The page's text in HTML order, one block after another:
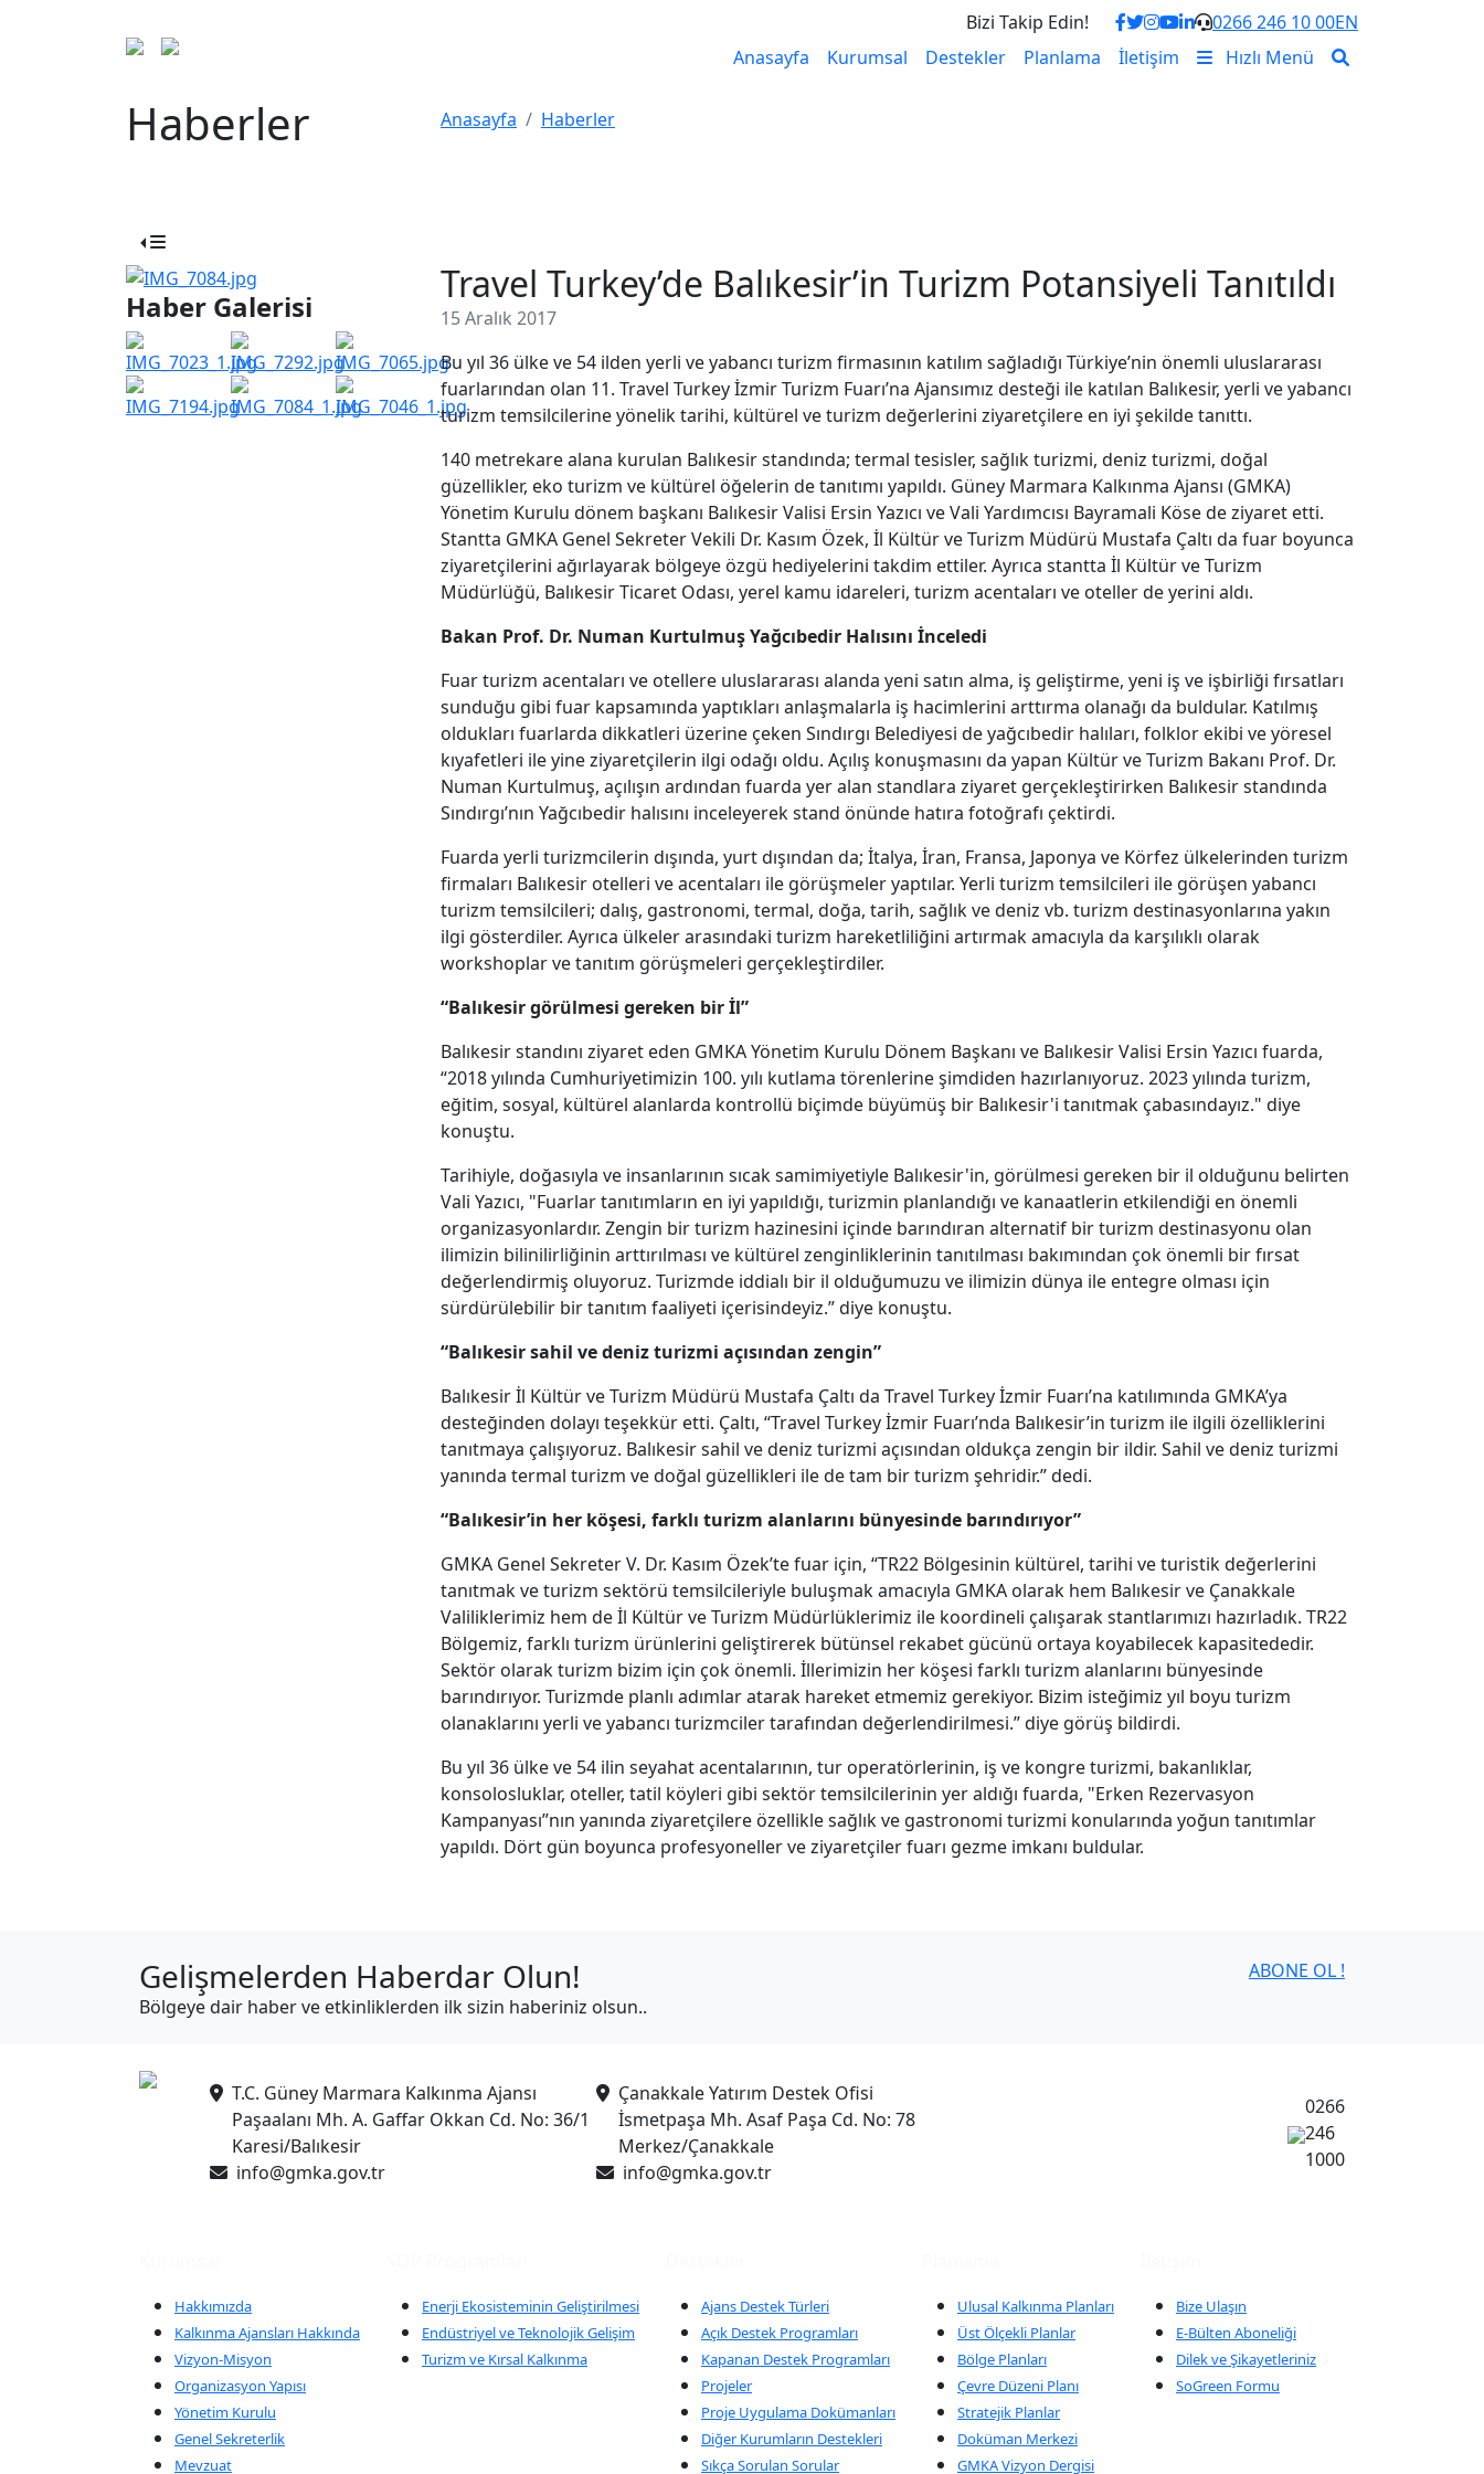
Bizi Takip Edin! 0266 246 10 00EN
Anasayfa
Kurumsal Destekler Planlama İletişim Hızlı Menü
Haberler Anasayfa Haberler
Haber Galerisi Travel Turkey’de Balıkesir’in Turizm Potansiyeli Tanıtıldı
15 Aralık 2017
Bu yıl 36 ülke ve 54 ilden yerli ve yabancı turizm firmasının katılım sağladığı Türkiye’nin önemli uluslararası
fuarlarından olan 11. Travel Turkey İzmir Turizm Fuarı’na Ajansımız desteği ile katılan Balıkesir, yerli ve yabancı
turizm temsilcilerine yönelik tarihi, kültürel ve turizm değerlerini ziyaretçilere en iyi şekilde tanıttı.
140 metrekare alana kurulan Balıkesir standında; termal tesisler, sağlık turizmi, deniz turizmi, doğal
güzellikler, eko turizm ve kültürel öğelerin de tanıtımı yapıldı. Güney Marmara Kalkınma Ajansı (GMKA)
Yönetim Kurulu dönem başkanı Balıkesir Valisi Ersin Yazıcı ve Vali Yardımcısı Bayramali Köse de ziyaret etti.
Stantta GMKA Genel Sekreter Vekili Dr. Kasım Özek, İl Kültür ve Turizm Müdürü Mustafa Çaltı da fuar boyunca
ziyaretçilerini ağırlayarak bölgeye özgü hediyelerini takdim ettiler. Ayrıca stantta İl Kültür ve Turizm
Müdürlüğü, Balıkesir Ticaret Odası, yerel kamu idareleri, turizm acentaları ve oteller de yerini aldı.
Bakan Prof. Dr. Numan Kurtulmuş Yağcıbedir Halısını İnceledi
Fuar turizm acentaları ve otellere uluslararası alanda yeni satın alma, iş geliştirme, yeni iş ve işbirliği fırsatları
sunduğu gibi fuar kapsamında yaptıkları anlaşmalarla iş hacimlerini arttırma olanağı da buldular. Katılmış
oldukları fuarlarda dikkatleri üzerine çeken Sındırgı Belediyesi de yağcıbedir halıları, folklor ekibi ve yöresel
kıyafetleri ile yine ziyaretçilerin ilgi odağı oldu. Açılış konuşmasını da yapan Kültür ve Turizm Bakanı Prof. Dr.
Numan Kurtulmuş, açılışın ardından fuarda yer alan standlara ziyaret gerçekleştirirken Balıkesir standında
Sındırgı’nın Yağcıbedir halısını inceleyerek stand önünde hatıra fotoğrafı çektirdi.
Fuarda yerli turizmcilerin dışında, yurt dışından da; İtalya, İran, Fransa, Japonya ve Körfez ülkelerinden turizm
firmaları Balıkesir otelleri ve acentaları ile görüşmeler yaptılar. Yerli turizm temsilcileri ile görüşen yabancı
turizm temsilcileri; dalış, gastronomi, termal, doğa, tarih, sağlık ve deniz vb. turizm destinasyonlarına yakın
ilgi gösterdiler. Ayrıca ülkeler arasındaki turizm hareketliliğini artırmak amacıyla da karşılıklı olarak
workshoplar ve tanıtım görüşmeleri gerçekleştirdiler.
“Balıkesir görülmesi gereken bir İl”
Balıkesir standını ziyaret eden GMKA Yönetim Kurulu Dönem Başkanı ve Balıkesir Valisi Ersin Yazıcı fuarda,
“2018 yılında Cumhuriyetimizin 100. yılı kutlama törenlerine şimdiden hazırlanıyoruz. 2023 yılında turizm,
eğitim, sosyal, kültürel alanlarda kontrollü biçimde büyümüş bir Balıkesir'i tanıtmak çabasındayız." diye
konuştu.
Tarihiyle, doğasıyla ve insanlarının sıcak samimiyetiyle Balıkesir'in, görülmesi gereken bir il olduğunu belirten
Vali Yazıcı, "Fuarlar tanıtımların en iyi yapıldığı, turizmin planlandığı ve kanaatlerin etkilendiği en önemli
organizasyonlardır. Zengin bir turizm hazinesini içinde barındıran alternatif bir turizm destinasyonu olan
ilimizin bilinilirliğinin arttırılması ve kültürel zenginliklerinin tanıtılması bakımından çok önemli bir fırsat
değerlendirmiş oluyoruz. Turizmde iddialı bir il olduğumuzu ve ilimizin dünya ile entegre olması için
sürdürülebilir bir tanıtım faaliyeti içerisindeyiz.” diye konuştu.
“Balıkesir sahil ve deniz turizmi açısından zengin”
Balıkesir İl Kültür ve Turizm Müdürü Mustafa Çaltı da Travel Turkey İzmir Fuarı’na katılımında GMKA’ya
desteğinden dolayı teşekkür etti. Çaltı, “Travel Turkey İzmir Fuarı’nda Balıkesir’in turizm ile ilgili özelliklerini
tanıtmaya çalışıyoruz. Balıkesir sahil ve deniz turizmi açısından oldukça zengin bir ildir. Sahil ve deniz turizmi
yanında termal turizm ve doğal güzellikleri ile de tam bir turizm şehridir.” dedi.
“Balıkesir’in her köşesi, farklı turizm alanlarını bünyesinde barındırıyor”
GMKA Genel Sekreter V. Dr. Kasım Özek’te fuar için, “TR22 Bölgesinin kültürel, tarihi ve turistik değerlerini
tanıtmak ve turizm sektörü temsilcileriyle buluşmak amacıyla GMKA olarak hem Balıkesir ve Çanakkale
Valiliklerimiz hem de İl Kültür ve Turizm Müdürlüklerimiz ile koordineli çalışarak stantlarımızı hazırladık. TR22
Bölgemiz, farklı turizm ürünlerini geliştirerek bütünsel rekabet gücünü ortaya koyabilecek kapasitededir.
Sektör olarak turizm bizim için çok önemli. İllerimizin her köşesi farklı turizm alanlarını bünyesinde
barındırıyor. Turizmde planlı adımlar atarak hareket etmemiz gerekiyor. Bizim isteğimiz yıl boyu turizm
olanaklarını yerli ve yabancı turizmciler tarafından değerlendirilmesi.” diye görüş bildirdi.
Bu yıl 36 ülke ve 54 ilin seyahat acentalarının, tur operatörlerinin, iş ve kongre turizmi, bakanlıklar,
konsolosluklar, oteller, tatil köyleri gibi sektör temsilcilerinin yer aldığı fuarda, "Erken Rezervasyon
Kampanyası”nın yanında ziyaretçilere özellikle sağlık ve gastronomi turizmi konularında yoğun tanıtımlar
yapıldı. Dört gün boyunca profesyoneller ve ziyaretçiler fuarı gezme imkanı buldular.
Gelişmelerden Haberdar Olun!
Bölgeye dair haber ve etkinliklerden ilk sizin haberiniz olsun..
ABONE OL !
T.C. Güney Marmara Kalkınma Ajansı
Paşaalanı Mh. A. Gaffar Okkan Cd. No: 36/1
Karesi/Balıkesir
info@gmka.gov.tr
Çanakkale Yatırım Destek Ofisi
İsmetpaşa Mh. Asaf Paşa Cd. No: 78
Merkez/Çanakkale
info@gmka.gov.tr
0266
246
1000
Hakkımızda
Kalkınma Ajansları Hakkında
Vizyon-Misyon
Organizasyon Yapısı
Yönetim Kurulu
Genel Sekreterlik
Mevzuat
Enerji Ekosisteminin Geliştirilmesi
Endüstriyel ve Teknolojik Gelişim
Turizm ve Kırsal Kalkınma
Ajans Destek Türleri
Açık Destek Programları
Kapanan Destek Programları
Projeler
Proje Uygulama Dokümanları
Diğer Kurumların Destekleri
Sıkça Sorulan Sorular
Ulusal Kalkınma Planları
Üst Ölçekli Planlar
Bölge Planları
Çevre Düzeni Planı
Stratejik Planlar
Doküman Merkezi
GMKA Vizyon Dergisi
Bize Ulaşın
E-Bülten Aboneliği
Dilek ve Şikayetleriniz
SoGreen Formu